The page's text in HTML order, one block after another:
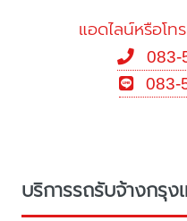
แอดไลน์หรือโ
083-
083-
บริการรถรับจ้างกรุง